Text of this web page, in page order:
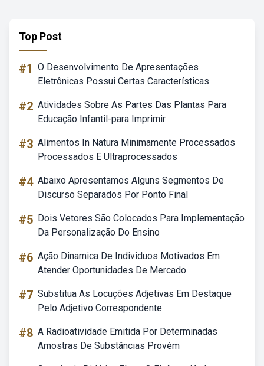
Top Post
#1 O Desenvolvimento De Apresentações
Eletrônicas Possui Certas Características
#2 Atividades Sobre As Partes Das Plantas Para
Educação Infantil-para Imprimir
#3 Alimentos In Natura Minimamente Processados
Processados E Ultraprocessados
#4 Abaixo Apresentamos Alguns Segmentos De
Discurso Separados Por Ponto Final
#5 Dois Vetores São Colocados Para Implementação
Da Personalização Do Ensino
#6 Ação Dinamica De Individuos Motivados Em
Atender Oportunidades De Mercado
#7 Substitua As Locuções Adjetivas Em Destaque
Pelo Adjetivo Correspondente
#8 A Radioatividade Emitida Por Determinadas
Amostras De Substâncias Provém